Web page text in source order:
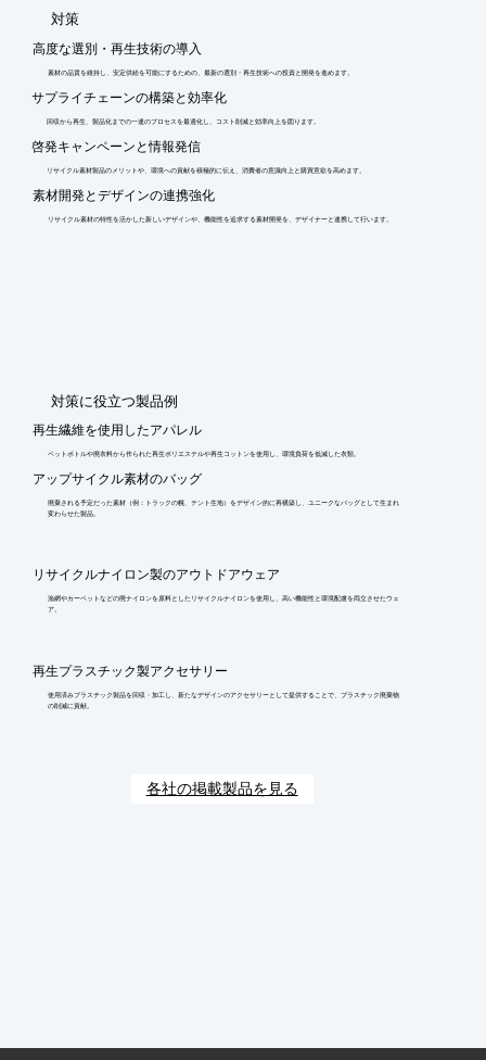
​対策
高度な選別・再生技術の導入
素材の品質を維持し、安定供給を可能にするための、最新の選別・再生技術への投資と開発を進めます。
サプライチェーンの構築と効率化
回収から再生、製品化までの一連のプロセスを最適化し、コスト削減と効率向上を図ります。
啓発キャンペーンと情報発信
リサイクル素材製品のメリットや、環境への貢献を積極的に伝え、消費者の意識向上と購買意欲を高めます。
素材開発とデザインの連携強化
リサイクル素材の特性を活かした新しいデザインや、機能性を追求する素材開発を、デザイナーと連携して行います。
​対策に役立つ製品例
再生繊維を使用したアパレル
ペットボトルや廃衣料から作られた再生ポリエステルや再生コットンを使用し、環境負荷を低減した衣類。
アップサイクル素材のバッグ
廃棄される予定だった素材（例：トラックの幌、テント生地）をデザイン的に再構築し、ユニークなバッグとして生まれ
変わらせた製品。
リサイクルナイロン製のアウトドアウェア
漁網やカーペットなどの廃ナイロンを原料としたリサイクルナイロンを使用し、高い機能性と環境配慮を両立させたウェ
ア。
再生プラスチック製アクセサリー
使用済みプラスチック製品を回収・加工し、新たなデザインのアクセサリーとして提供することで、プラスチック廃棄物
の削減に貢献。
各社の掲載製品を見る